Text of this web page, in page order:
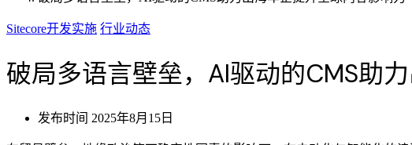
Sitecore开发实施 行业动态
破局多语言壁垒，AI驱动的CMS助
发布时间 2025年8月15日